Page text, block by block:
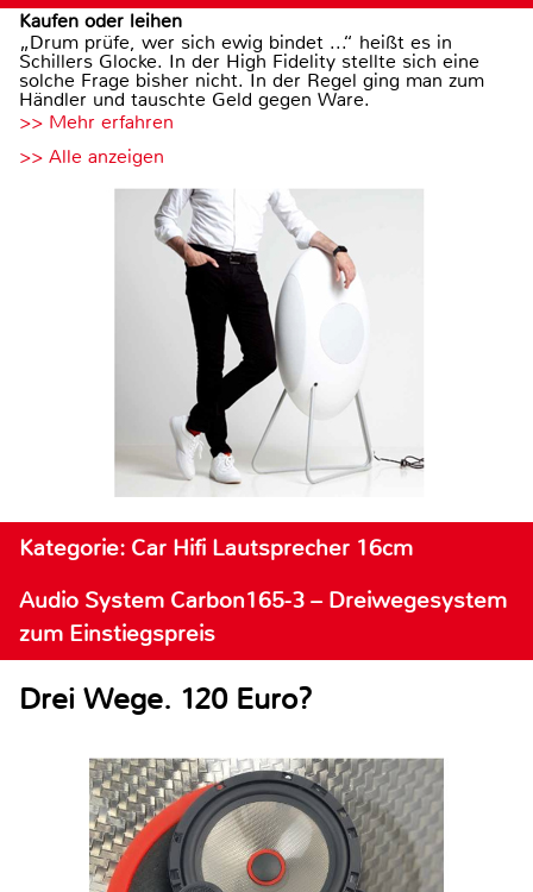
Kaufen oder leihen
„Drum prüfe, wer sich ewig bindet ...“ heißt es in
Schillers Glocke. In der High Fidelity stellte sich eine
solche Frage bisher nicht. In der Regel ging man zum
Händler und tauschte Geld gegen Ware.
>> Mehr erfahren
>> Alle anzeigen
Kategorie: Car Hifi Lautsprecher 16cm
Audio System Carbon165-3 – Dreiwegesystem
zum Einstiegspreis
Drei Wege. 120 Euro?